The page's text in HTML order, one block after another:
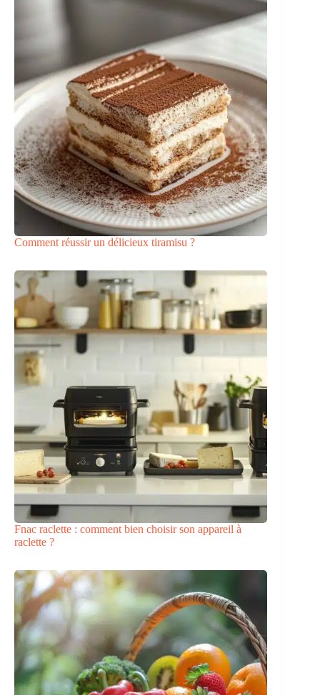
Comment réussir un délicieux tiramisu ?
Fnac raclette : comment bien choisir son appareil à
raclette ?